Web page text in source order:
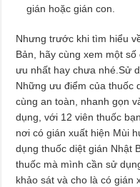
gián hoặc gián con.
Nhưng trước khi tìm hiểu
Bản, hãy cùng xem một
ưu nhất hay chưa nhé.Sử
Những ưu điểm của thuốc
cùng an toàn, nhanh gọn
dụng, với 12 viên thuốc
nơi có gián xuất hiện Mùi
dụng thuốc diệt gián Nhật
thuốc mà mình cần sử
khảo sát và cho là có gián